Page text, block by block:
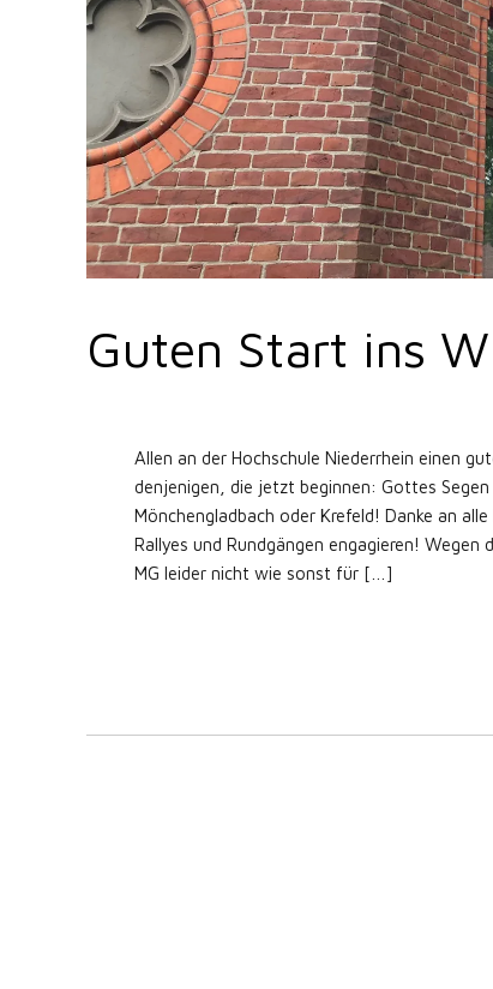
Guten Start ins
Allen an der Hochschule Niederrhein einen
denjenigen, die jetzt beginnen: Gottes
Mönchengladbach oder Krefeld! Danke an
Rallyes und Rundgängen engagieren!
MG leider nicht wie sonst für […]